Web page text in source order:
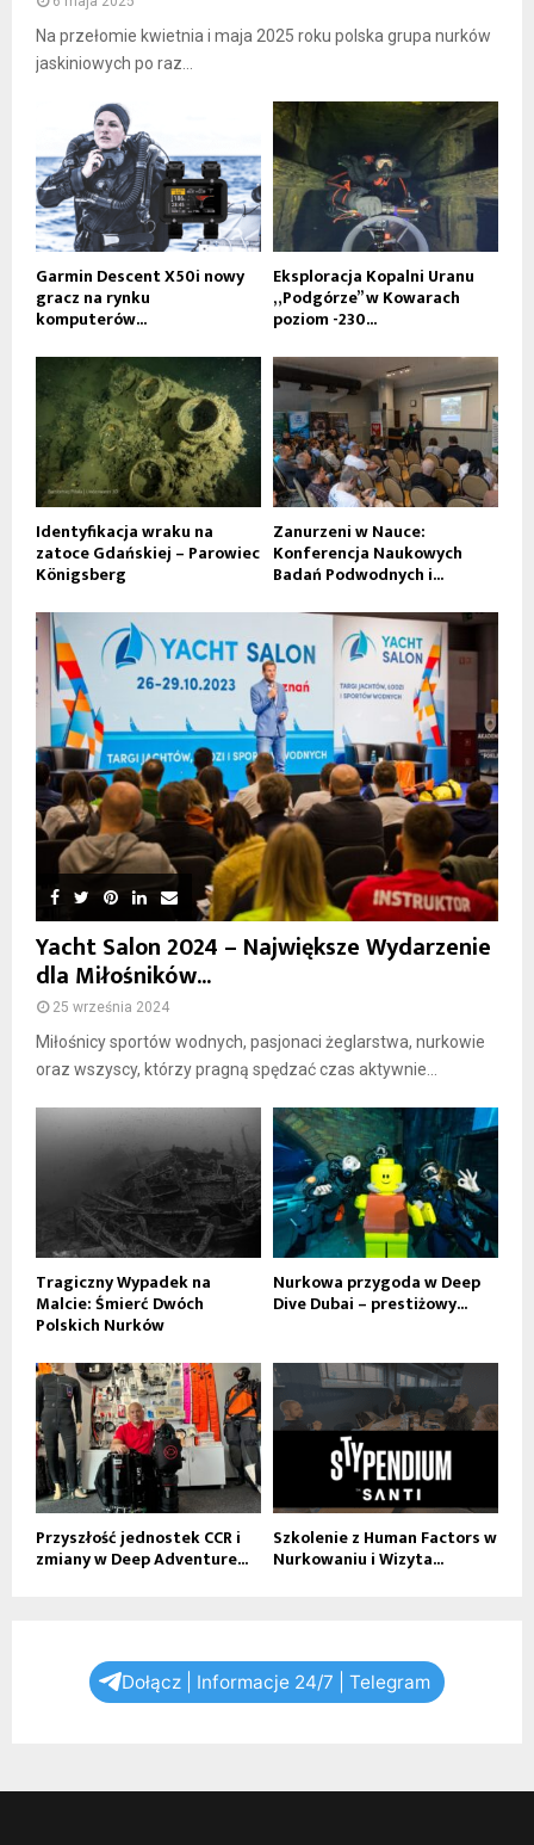
Na przełomie kwietnia i maja 2025 roku polska grupa nurków
jaskiniowych po raz...
Garmin Descent X50i nowy
gracz na rynku
komputerów...
Eksploracja Kopalni Uranu
„Podgórze” w Kowarach
poziom -230...
Identyfikacja wraku na
zatoce Gdańskiej – Parowiec
Königsberg
Zanurzeni w Nauce:
Konferencja Naukowych
Badań Podwodnych i...
Yacht Salon 2024 – Największe Wydarzenie
dla Miłośników...
25 września 2024
Miłośnicy sportów wodnych, pasjonaci żeglarstwa, nurkowie
oraz wszyscy, którzy pragną spędzać czas aktywnie...
Tragiczny Wypadek na
Malcie: Śmierć Dwóch
Polskich Nurków
Nurkowa przygoda w Deep
Dive Dubai – prestiżowy...
Przyszłość jednostek CCR i
zmiany w Deep Adventure...
Szkolenie z Human Factors w
Nurkowaniu i Wizyta...
Dołącz | Informacje 24/7 | Telegram